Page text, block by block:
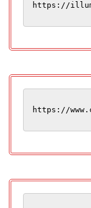
https://
https://